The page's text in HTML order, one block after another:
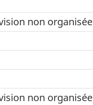
non organisée
non organisée